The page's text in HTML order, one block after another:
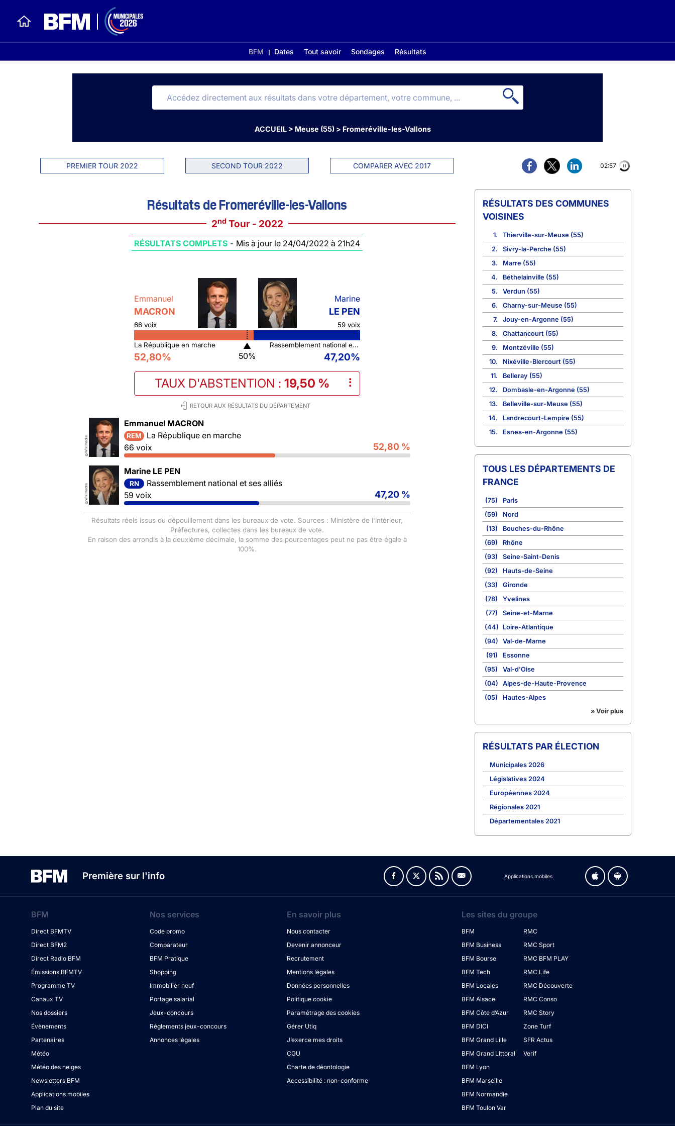
BFM Dates Tout savoir Sondages Résultats
ACCUEIL> Meuse (55)> Fromeréville-les-Vallons
PREMIER TOUR 2022 SECOND TOUR 2022 COMPARER AVEC 2017 02:56
Résultats de Fromeréville-les-Vallons
2ndTour - 2022
RÉSULTATS COMPLETS - Mis à jour le 24/04/2022 à 21h24
Emmanuel
MACRON
66 voix
Marine
LE PEN
59 voix
La République en marche
52,80%
▲
50%
Rassemblement national et ses alliés
47,20%
TAUX D'ABSTENTION : 19,50 % ⠇
RETOUR AUX RÉSULTATS DU DÉPARTEMENT
©
Wikimedia
Emmanuel MACRON
REM
La République en marche
66 voix
52,80 %
©
Wikimedia
Marine LE PEN
RN
Rassemblement national et ses alliés
59 voix
47,20 %
Résultats réels issus du dépouillement dans les bureaux de vote. Sources : Ministère de l'intérieur,
Préfectures, collectes dans les bureaux de vote.
En raison des arrondis à la deuxième décimale, la somme des pourcentages peut ne pas être égale à
100%.
COMMUNES
VOISINES
1.
Thierville-sur-Meuse (55)
2.
Sivry-la-Perche (55)
3.
Marre (55)
4.
Béthelainville (55)
5.
Verdun (55)
6.
Charny-sur-Meuse (55)
7.
Jouy-en-Argonne (55)
8.
Chattancourt (55)
9.
Montzéville (55)
10.
Nixéville-Blercourt (55)
11.
Belleray (55)
12.
Dombasle-en-Argonne (55)
13.
Belleville-sur-Meuse (55)
14.
Landrecourt-Lempire (55)
15.
Esnes-en-Argonne (55)
TOUS LES DÉPARTEMENTS DE
FRANCE
(75)
Paris
(59)
Nord
(13)
Bouches-du-Rhône
(69)
Rhône
(93)
Seine-Saint-Denis
(92)
Hauts-de-Seine
(33)
Gironde
(78)
Yvelines
(77)
Seine-et-Marne
(44)
Loire-Atlantique
(94)
Val-de-Marne
(91)
Essonne
(95)
Val-d'Oise
(04)
Alpes-de-Haute-Provence
(05)
Hautes-Alpes
» Voir plus
RÉSULTATS PAR ÉLECTION
Municipales 2026
Législatives 2024
Européennes 2024
Régionales 2021
Départementales 2021
Première sur l'info Applications mobiles
BFM
Direct BFMTV
Direct BFM2
Direct Radio BFM
Émissions BFMTV
Programme TV
Canaux TV
Nos dossiers
Évènements
Partenaires
Météo
Météo des neiges
Newsletters BFM
Applications mobiles
Plan du site
Nos services
Code promo
Comparateur
BFM Pratique
Shopping
Immobilier neuf
Portage salarial
Jeux-concours
Règlements jeux-concours
Annonces légales
En savoir plus
Nous contacter
Devenir annonceur
Recrutement
Mentions légales
Données personnelles
Politique cookie
Paramétrage des cookies
Gérer Utiq
J’exerce mes droits
CGU
Charte de déontologie
Accessibilité : non-conforme
Les sites du groupe
BFM
BFM Business
BFM Bourse
BFM Tech
BFM Locales
BFM Alsace
BFM Côte d’Azur
BFM DICI
BFM Grand Lille
BFM Grand Littoral
BFM Lyon
BFM Marseille
BFM Normandie
BFM Toulon Var
RMC
RMC Sport
RMC BFM PLAY
RMC Life
RMC Découverte
RMC Conso
RMC Story
Zone Turf
SFR Actus
Verif